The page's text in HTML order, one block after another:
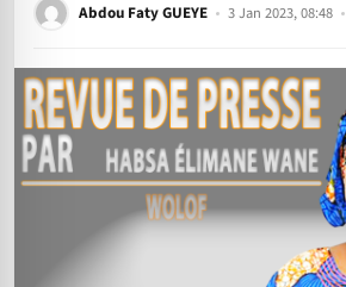
Abdou Faty GUEYE 3 Jan 2023, 08:48